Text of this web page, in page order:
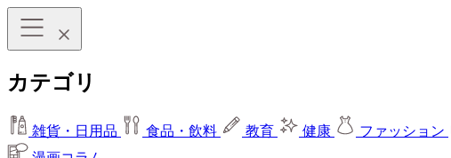
カテゴリ
雑貨・日用品 食品・飲料 教育 健康 ファッション